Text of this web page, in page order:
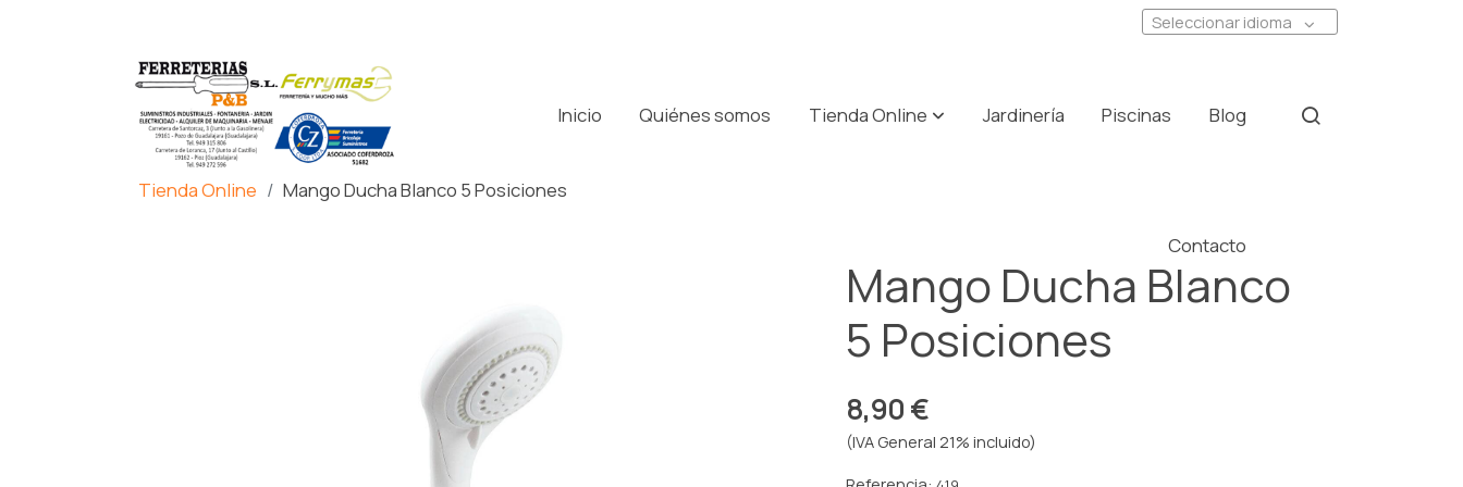
Seleccionar idioma
Inicio Quiénes somos Tienda Online Jardinería Piscinas Blog
Contacto
Tienda Online Mango Ducha Blanco 5 Posiciones
Mango Ducha Blanco
5 Posiciones
8,90 €
(IVA General 21% incluido)